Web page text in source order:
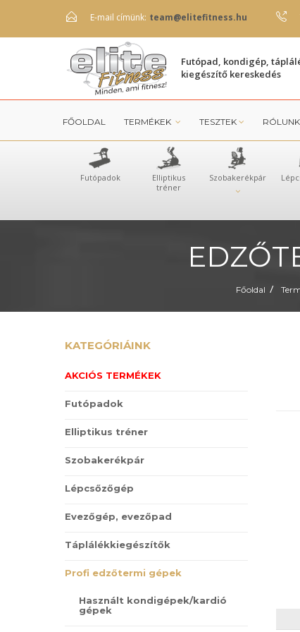
E-mail címünk: team@elitefitness.hu
Futópad, kondigép,
kiegészítő kereskedés
FŐOLDAL TERMÉKEK TESZTEK RÓLUNK
Futópadok
Elliptikus
tréner
Szobakerékpár
Főoldal /
KATEGÓRIÁINK
AKCIÓS TERMÉKEK
Futópadok
Elliptikus tréner
Szobakerékpár
Lépcsőzőgép
Evezőgép, evezőpad
Táplálékkiegészítők
Profi edzőtermi gépek
Használt kondigépek/kardió
gépek